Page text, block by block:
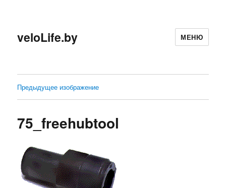
veloLife.by МЕНЮ
Предыдущее изображение
75_freehubtool